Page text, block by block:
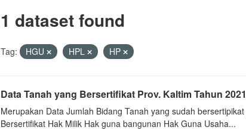
1 dataset found
Tag: HGU HPL HP
Data Tanah yang Bersertifikat Prov. Kaltim Tahun
Merupakan Data Jumlah Bidang Tanah yang sudah
Bersertifikat Hak Milik Hak guna bangunan Hak Guna Usaha...